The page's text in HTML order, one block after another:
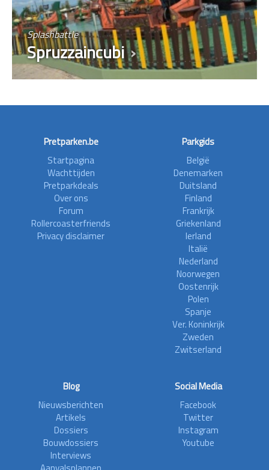
Splashbattle
Spruzzaincubi
Pretparken.be
Startpagina
Wachttijden
Pretparkdeals
Over ons
Forum
Rollercoasterfriends
Privacy disclaimer
Parkgids
België
Denemarken
Duitsland
Finland
Frankrijk
Griekenland
Ierland
Italië
Nederland
Noorwegen
Oostenrijk
Polen
Spanje
Ver. Koninkrijk
Zweden
Zwitserland
Blog
Nieuwsberichten
Artikels
Dossiers
Bouwdossiers
Interviews
Social Media
Facebook
Twitter
Instagram
Youtube